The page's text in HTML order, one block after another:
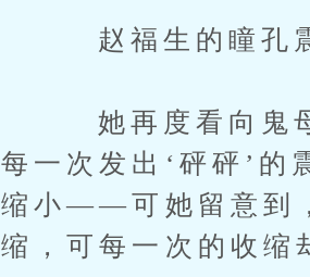
赵福生的瞳孔震
她再度看向鬼母
每一次发出‘砰砰’的
缩小——可她留意到
缩，可每一次的收缩